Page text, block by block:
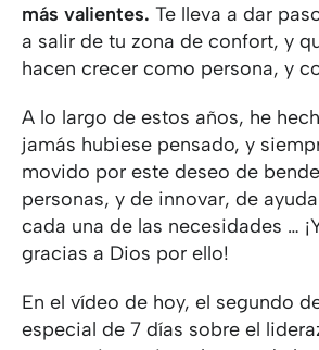
más valientes. Te lleva a dar
a salir de tu zona de confort, y
hacen crecer como persona, y
A lo largo de estos años, he
jamás hubiese pensado, y
movido por este deseo de
personas, y de innovar, de
cada una de las necesidades …
gracias a Dios por ello!
En el vídeo de hoy, el segundo
especial de 7 días sobre el